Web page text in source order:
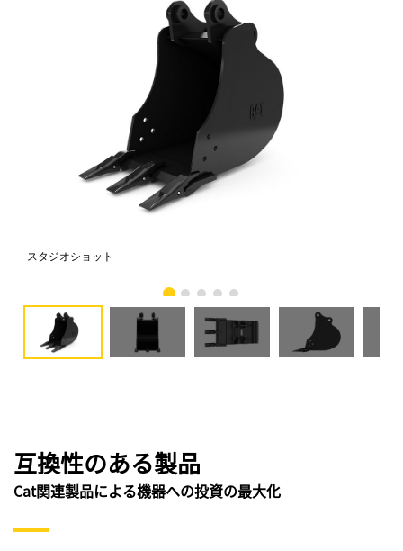
スタジオショット
互換性のある製品
Cat関連製品による機器への投資の最大化